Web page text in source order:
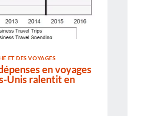
ET DES VOYAGES
en voyages
Unis ralentit en